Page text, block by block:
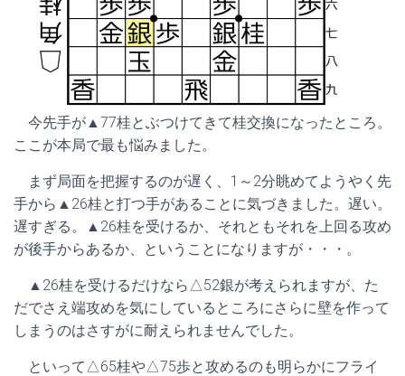
今先手が▲77桂とぶつけてきて桂交換になったところ。
ここが本局で最も悩みました。
まず局面を把握するのが遅く、1～2分眺めてようやく先
手から▲26桂と打つ手があることに気づきました。遅い。
遅すぎる。▲26桂を受けるか、それともそれを上回る攻め
が後手からあるか、ということになりますが・・・。
▲26桂を受けるだけなら△52銀が考えられますが、た
だでさえ端攻めを気にしているところにさらに壁を作って
しまうのはさすがに耐えられませんでした。
といって△65桂や△75歩と攻めるのも明らかにフライ